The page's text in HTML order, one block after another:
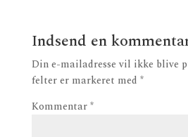
Indsend en
Din e-mailadresse vil ikke blive
felter er markeret med *
Kommentar*